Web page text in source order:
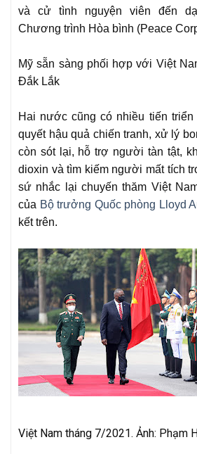
và cử tình nguyện viên đến
Chương trình Hòa bình (Peace
Mỹ sẵn sàng phối hợp với Việt
Đắk Lắk
Hai nước cũng có nhiều tiến
quyết hậu quả chiến tranh, xử lý
còn sót lại, hỗ trợ người tàn tật,
dioxin và tìm kiếm người mất tích
sứ nhắc lại chuyến thăm Việt
của Bộ trưởng Quốc phòng Lloyd
kết trên.
Việt Nam tháng 7/2021. Ảnh: Phạm